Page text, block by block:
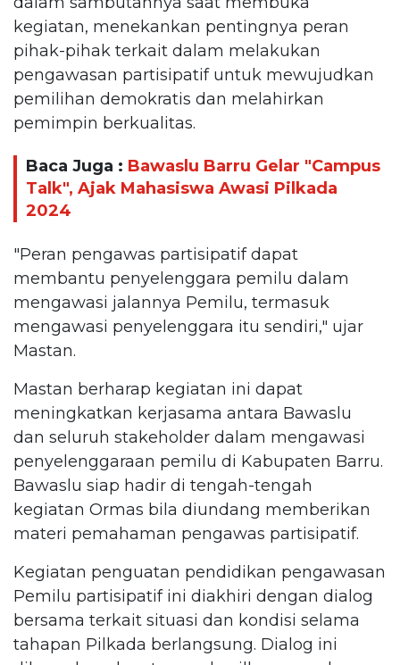
kegiatan, menekankan pentingnya peran
pihak-pihak terkait dalam melakukan
pengawasan partisipatif untuk mewujudkan
pemilihan demokratis dan melahirkan
pemimpin berkualitas.
Baca Juga : Bawaslu Barru Gelar "Campus
Talk", Ajak Mahasiswa Awasi Pilkada
2024
"Peran pengawas partisipatif dapat
membantu penyelenggara pemilu dalam
mengawasi jalannya Pemilu, termasuk
mengawasi penyelenggara itu sendiri," ujar
Mastan.
Mastan berharap kegiatan ini dapat
meningkatkan kerjasama antara Bawaslu
dan seluruh stakeholder dalam mengawasi
penyelenggaraan pemilu di Kabupaten Barru.
Bawaslu siap hadir di tengah-tengah
kegiatan Ormas bila diundang memberikan
materi pemahaman pengawas partisipatif.
Kegiatan penguatan pendidikan pengawasan
Pemilu partisipatif ini diakhiri dengan dialog
bersama terkait situasi dan kondisi selama
tahapan Pilkada berlangsung. Dialog ini